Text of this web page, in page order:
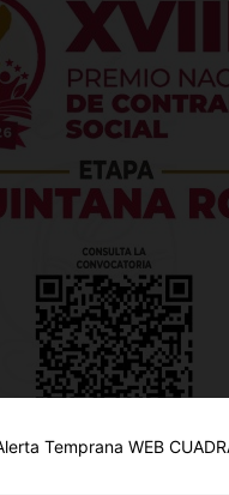
Luces
Del Siglo